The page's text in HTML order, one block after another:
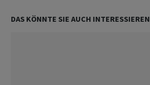
DAS KÖNNTE SIE AUCH INTERESSIEREN